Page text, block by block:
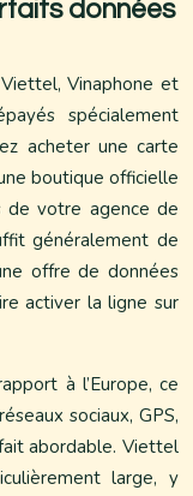
données
Vinaphone et
spécialement
acheter une carte
boutique officielle
de votre agence de
généralement de
offre de données
activer la ligne sur
à l’Europe, ce
sociaux, GPS,
abordable. Viettel
large, y